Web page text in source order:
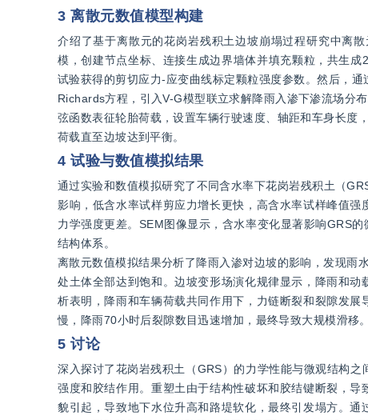
3 离散元数值模型构建
介绍了基于离散元的花岗岩残积土边坡崩塌过程研究中离
模，创建节点坐标、连接生成边界墙体并填充颗粒，共生
试验获得的剪切应力-应变曲线标定颗粒强度参数。然后，
Richards方程，引入V-G模型联立求解降雨入渗下渗流场分
弦函数表征轮胎荷载，设置车辆行驶速度、轴距和车身长度
荷载直至边坡达到平衡。
4 试验与数值模拟结果
通过实验和数值模拟研究了不同含水率下花岗岩残积土（
影响，低含水率试样剪应力增长更快，高含水率试样峰值
力学强度更差。SEM图像显示，含水率变化显著影响GRS
结构体系。
离散元数值模拟结果分析了降雨入渗对边坡的影响，发现雨
处土体全部达到饱和。边坡变形场演化规律显示，降雨和
析表明，降雨和车辆荷载共同作用下，力链断裂和裂隙发
慢，降雨70小时后裂隙数目迅速增加，最终导致大规模滑移。
5 讨论
深入探讨了花岗岩残积土（GRS）的力学性能与微观结构
强度和胶结作用。重塑土由于结构性破坏和胶结键断裂，
貌引起，导致地下水位升高和路堤软化，最终引发塌方。